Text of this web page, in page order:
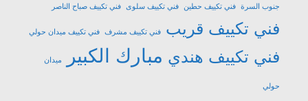
جنوب السرة فني تكييف حطين فني تكييف سلوى فني تكييف صباح الناصر
فني تكييف قريب فني تكييف مشرف فني تكييف ميدان حولي
فني تكييف هندي مبارك الكبير ميدان
حولي